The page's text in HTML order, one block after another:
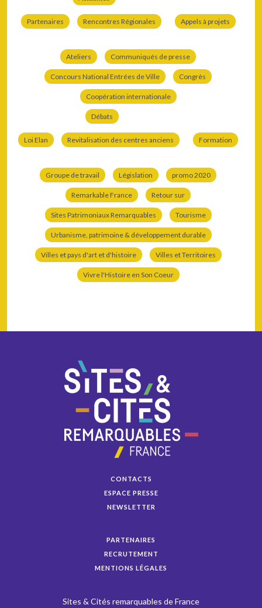
Partenaires Rencontres Régionales Appels à projets
Ateliers Communiqués de presse
Concours National Entrées de Ville Congrès
Coopération internationale
Débats
Loi Elan Revitalisation des centres anciens Formation
Groupe de travail Législation promo 2020
Remarkable France Retour sur
Sites Patrimoniaux Remarquables Tourisme
Urbanisme, patrimoine & développement durable
Villes et pays d'art et d'histoire Villes et Territoires
Vivre l'Histoire en Son Coeur
CONTACTS
ESPACE PRESSE
NEWSLETTER
PARTENAIRES
RECRUTEMENT
MENTIONS LÉGALES
Sites & Cités remarquables de France